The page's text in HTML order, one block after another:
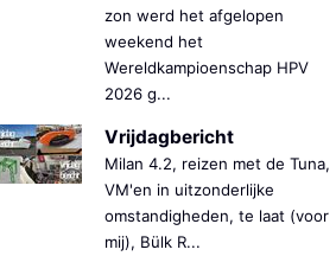
zon werd het afgelopen
weekend het
Wereldkampioenschap HPV
2026 g...
Vrijdagbericht
Milan 4.2, reizen met de Tuna,
VM'en in uitzonderlijke
omstandigheden, te laat (voor
mij), Bülk R...